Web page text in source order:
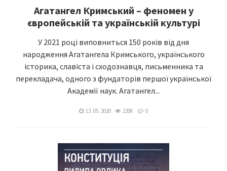
Агатангел Кримський – феномен у
європейській та українській культурі
У 2021 році виповниться 150 років від дня
народження Агатангела Кримського, українського
історика, славіста і сходознавця, письменника та
перекладача, одного з фундаторів першої української
Академії наук. Агатангел...
13. 05. 2020 2208 0